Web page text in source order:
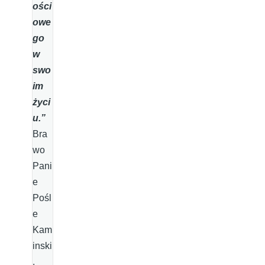
ości
owe
go
w
swo
im
życi
u.”
Bra
wo
Pani
e
Pośl
e
Kam
inski
.